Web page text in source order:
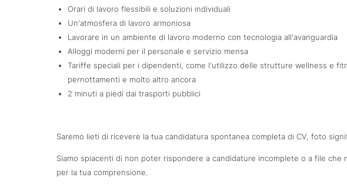
Orari di lavoro flessibili e soluzioni individuali
Un'atmosfera di lavoro armoniosa
Lavorare in un ambiente di lavoro moderno con tecnologia all'avanguardia
Alloggi moderni per il personale e servizio mensa
Tariffe speciali per i dipendenti, come l'utilizzo delle strutture wellness e
pernottamenti e molto altro ancora
2 minuti a piedi dai trasporti pubblici
Saremo lieti di ricevere la tua candidatura spontanea completa di CV, foto
Siamo spiacenti di non poter rispondere a candidature incomplete o a file che
per la tua comprensione.